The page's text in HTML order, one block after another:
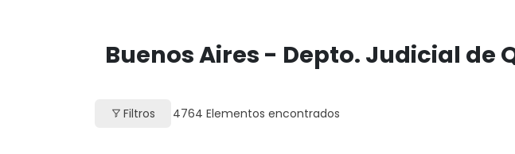
Buenos Aires - Depto. Judicial de
Filtros 4764 Elementos encontrados